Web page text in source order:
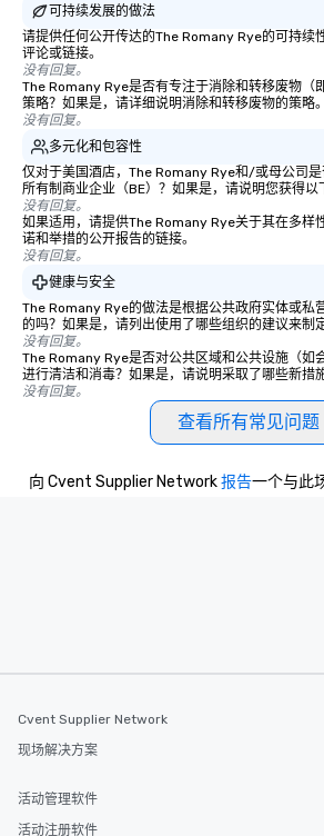
可持续发展的做法
请提供任何公开传达的The Romany Rye的可持续
评论或链接。
没有回复。
The Romany Rye是否有专注于消除和转移废物（
策略？如果是，请详细说明消除和转移废物的策略。
没有回复。
多元化和包容性
仅对于美国酒店，The Romany Rye和/或母公司是
所有制商业企业（BE）？如果是，请说明您获得以
没有回复。
如果适用，请提供The Romany Rye关于其在多样
诺和举措的公开报告的链接。
没有回复。
健康与安全
The Romany Rye的做法是根据公共政府实体或私
的吗？如果是，请列出使用了哪些组织的建议来制
没有回复。
The Romany Rye是否对公共区域和公共设施（如
进行清洁和消毒？如果是，请说明采取了哪些新措施
没有回复。
查看所有常见问题
向 Cvent Supplier Network报告一个与此
Cvent Supplier Network
现场解决方案
活动管理软件
活动注册软件